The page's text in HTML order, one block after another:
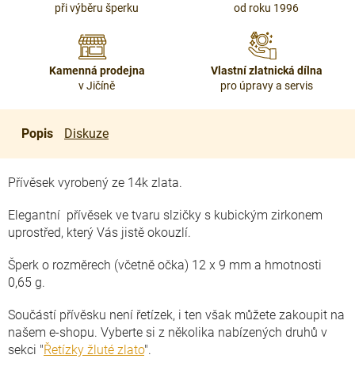
při výběru šperku
od roku 1996
Kamenná prodejna
v Jičíně
Vlastní zlatnická dílna
pro úpravy a servis
Popis Diskuze
Přívěsek vyrobený ze 14k zlata.
Elegantní přívěsek ve tvaru slzičky s kubickým zirkonem
uprostřed, který Vás jistě okouzlí.
Šperk o rozměrech (včetně očka) 12 x 9 mm a hmotnosti
0,65 g.
Součástí přívěsku není řetízek, i ten však můžete zakoupit na
našem e-shopu. Vyberte si z několika nabízených druhů v
sekci "Řetízky žluté zlato".